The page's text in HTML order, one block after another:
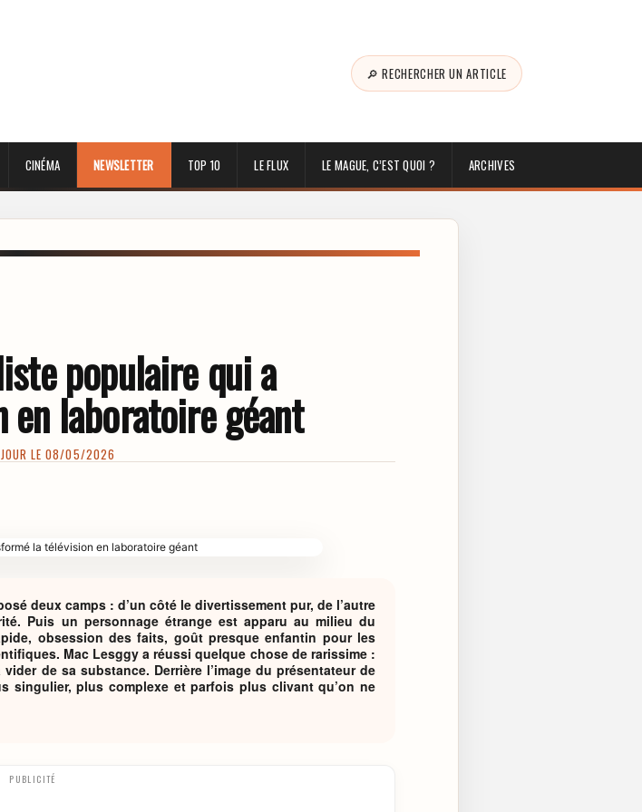
🔎 RECHERCHER UN ARTICLE
CINÉMA NEWSLETTER TOP 10 LE FLUX LE MAGUE, C’EST QUOI ? ARCHIVES
populaire qui a
laboratoire géant
LE 08/05/2026
deux camps : d’un côté le divertissement pur, de l’autre
Puis un personnage étrange est apparu au milieu du
obsession des faits, goût presque enfantin pour les
Mac Lesggy a réussi quelque chose de rarissime :
de sa substance. Derrière l’image du présentateur de
singulier, plus complexe et parfois plus clivant qu’on ne
PUBLICITÉ